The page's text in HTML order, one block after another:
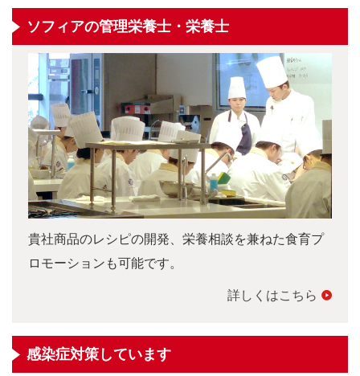
ソフィアの管理栄養士・栄養士
貴社商品のレシピの開発、栄養相談を兼ねた食育プ
ロモーションも可能です。
詳しくはこちら
感染症対策しています